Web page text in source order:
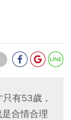
有53歲，
合情合理